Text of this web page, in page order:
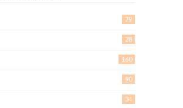
79
28
160
90
34